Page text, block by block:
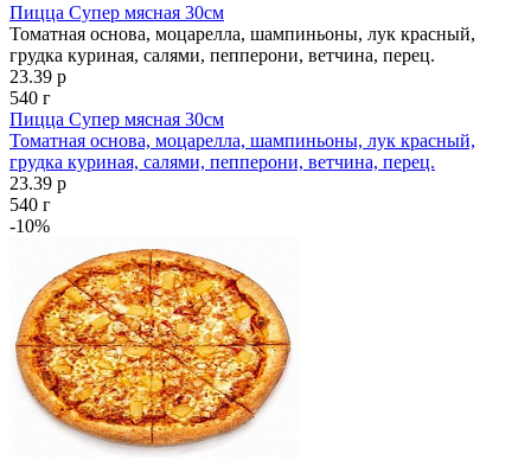
Пицца Супер мясная 30см
Томатная основа, моцарелла, шампиньоны, лук красный,
грудка куриная, салями, пепперони, ветчина, перец.
23.39 р
540 г
Пицца Супер мясная 30см
Томатная основа, моцарелла, шампиньоны, лук красный,
грудка куриная, салями, пепперони, ветчина, перец.
23.39 р
540 г
-10%